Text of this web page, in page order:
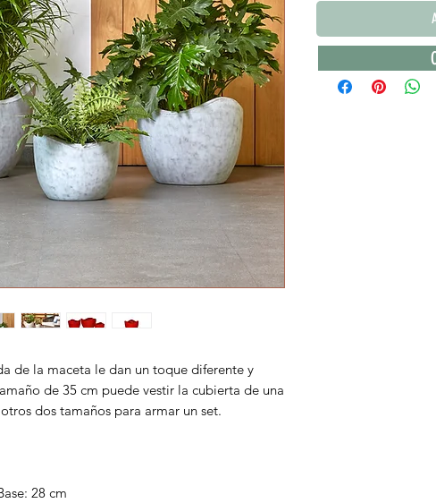
de la maceta le dan un toque diferente y
de 35 cm puede vestir la cubierta de una
dos tamaños para armar un set.
28 cm